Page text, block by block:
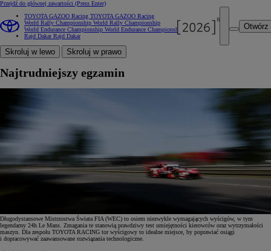
Przejdź do głównej zawartości (Press Enter)
Otwórz
TOYOTA GAZOO Racing TOYOTA GAZOO Racing
World Rally Championship World Rally Championship
World Endurance Championship World Endurance Championship
Rajd DakarRajd Dakar
Skroluj w lewo Skroluj w prawo
Najtrudniejszy egzamin
Długodystansowe Mistrzostwa Świata FIA (WEC) to osiem niezwykle wymagających wyścigów, w tym
legendarny 24h Le Mans. Zmagania te stanowią prawdziwy test umiejętności kierowców oraz wytrzymałości
maszyn. Dla zespołu TOYOTA RACING tor wyścigowy to idealne miejsce, by poprawiać osiągi
i dopracowywać zaawansowane rozwiązania technologiczne.